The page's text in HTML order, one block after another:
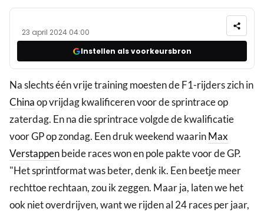
23 april 2024 04:00
Instellen als voorkeursbron
Na slechts één vrije training moesten de F1-rijders zich in
Chinaop vrijdag kwalificeren voor de sprintrace op
zaterdag. En na die sprintrace volgde de kwalificatie
voor GP op zondag. Een druk weekend waarinMax
Verstappenbeide races won en pole pakte voor de GP.
"Het sprintformat was beter, denk ik. Een beetje meer
rechttoe rechtaan, zou ik zeggen. Maar ja, laten we het
ook niet overdrijven, want we rijden al 24 races per jaar,